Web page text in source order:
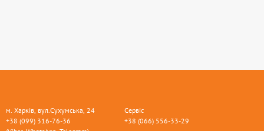
м. Харків, вул.Сухумська, 24
+38 (099) 316-76-36
Сервіс
+38 (066) 556-33-29